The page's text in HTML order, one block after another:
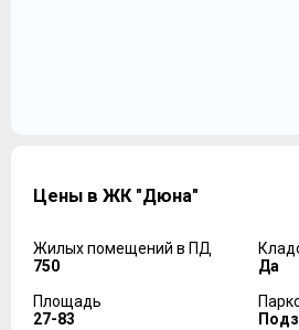
Цены в ЖК "Дюна"
Жилых помещений в ПД
750
Площадь
27-83
Да